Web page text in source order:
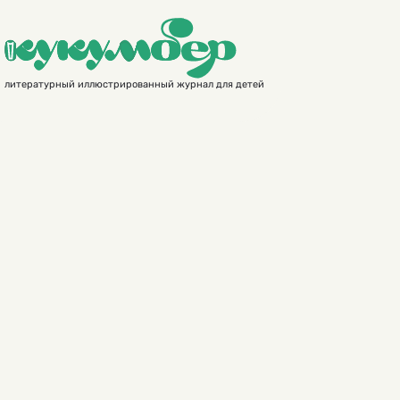
литературный иллюстрированный журнал для детей